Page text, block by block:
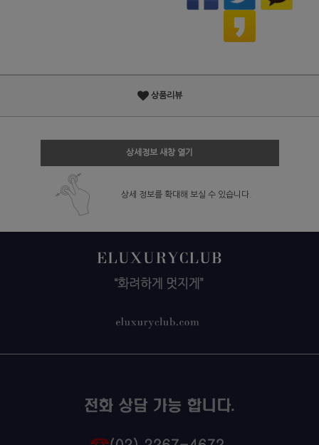
상품리뷰
상세정보 새창 열기
상세 정보를 확대해 보실 수 있습니다.